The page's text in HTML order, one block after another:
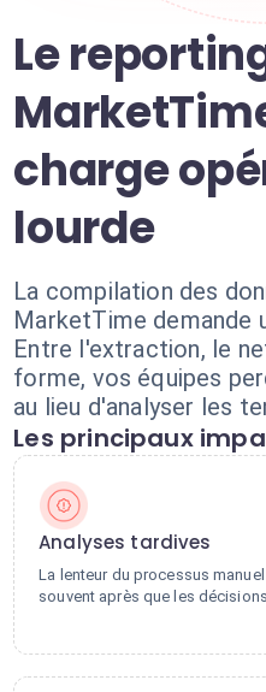
Le
charge
lourde
La compilation des
MarketTime demande
Entre l'extraction, le
forme, vos équipes
au lieu d'analyser les
Les principaux
Analyses tardives
La lenteur du processus
souvent après que les